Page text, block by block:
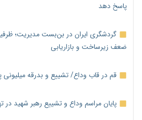
پاسخ دهد
گردشگری ایران در بن‌بست مدیریت؛
ضعف زیرساخت و بازاریابی
قم در قاب وداع/ تشییع و بدرقه میلیونی
پایان مراسم وداع و تشییع رهبر شهید در